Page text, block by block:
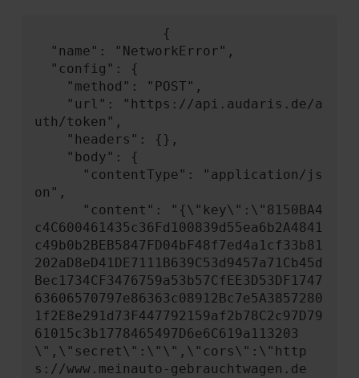
uth/token",
on",
c4C600461435c36Fd100839d55ea6b2A4841
c49b0b2BEB5847FD04bF48f7ed4a1cf33b81
202aD8eD41DE7111B639C53d9457a71Cb45d
Bec1734CF3476759a53b57CfEE3D53DF1747
63606570797e86363c08912Bc7e5A3857280
1f2E8e291d73F447792159af2b78C2c97D79
61015c3b1778465497D6e6C619a113203
\",\"secret\":\"\",\"cors\":\"http
s://www.meinauto-gebrauchtwagen.de